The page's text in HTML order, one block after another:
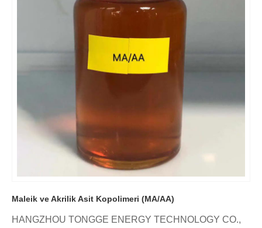
Maleik ve Akrilik Asit Kopolimeri (MA/AA)
HANGZHOU TONGGE ENERGY TECHNOLOGY CO.,